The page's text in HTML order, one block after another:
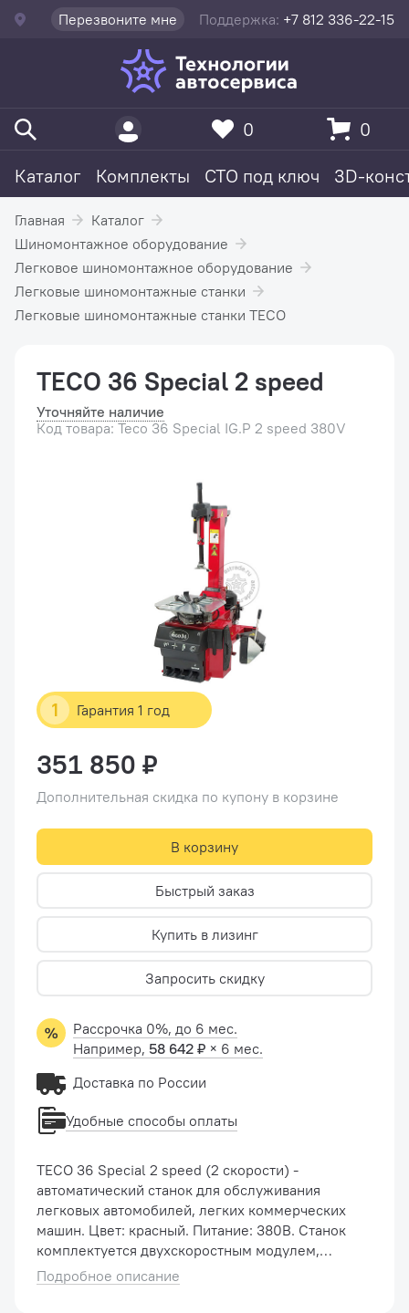
Перезвоните мне Поддержка: +7 812 336-22-15
Каталог Комплекты СТО под ключ 3D-
0 0
Главная
Каталог
Шиномонтажное оборудование
Легковое шиномонтажное оборудование
Легковые шиномонтажные станки
Легковые шиномонтажные станки TECO
1 Гарантия 1 год
TECO 36 Special 2 speed
Уточняйте наличие
Код товара: Teco 36 Special IG.P 2 speed 380V
TECO 36 Special 2 speed (2 скорости) -
автоматический станок для обслуживания
легковых автомобилей, легких коммерческих
машин. Цвет: красный. Питание: 380В. Станок
комплектуется двухскоростным модулем,
который имеет две скорости вращения (6-12
об/мин). Переключение скоростей
Подробное описание
351 850 ₽
Дополнительная скидка по купону в корзине
В корзину
Быстрый заказ
Купить в лизинг
Запросить скидку
Рассрочка 0%, до 6 мес.
Например, 58 642 ₽ × 6 мес.
Доставка по России
Удобные способы оплаты